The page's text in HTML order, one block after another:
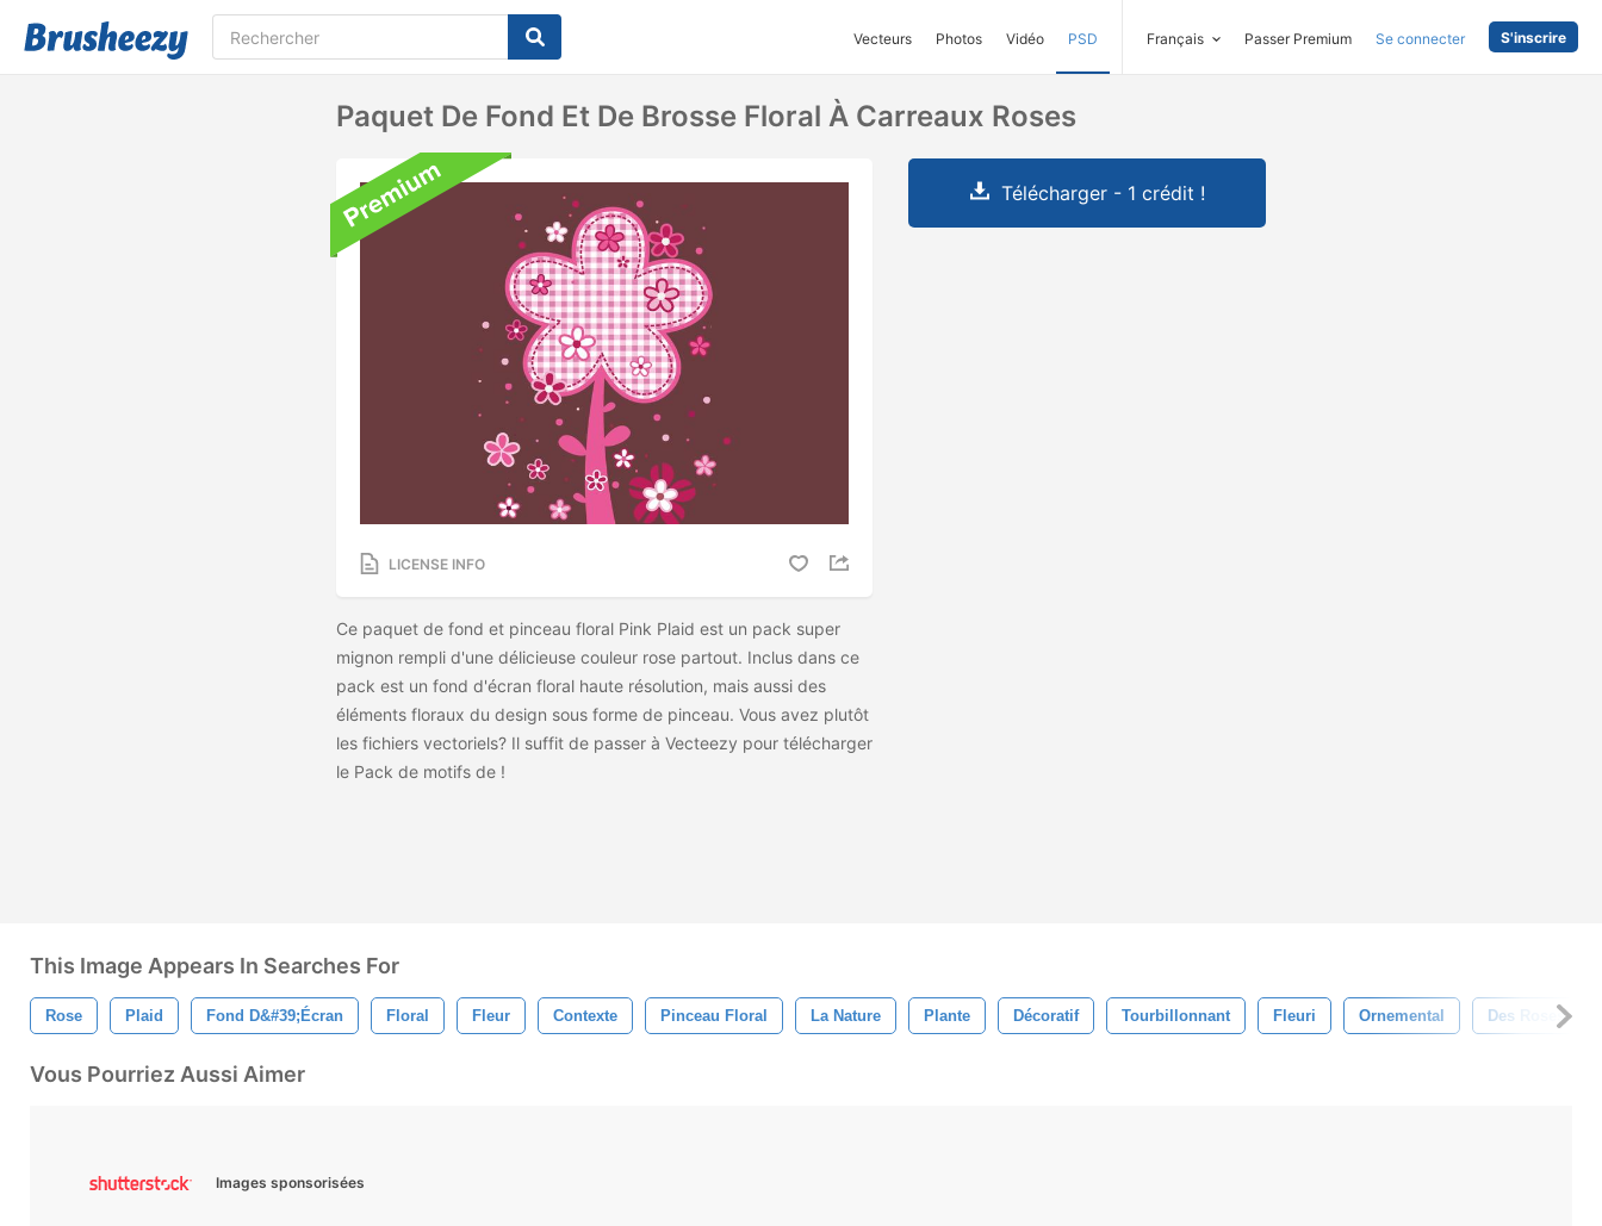
Vecteurs Photos Vidéo PSD Français Passer Premium Se connecter S'inscrire
Paquet De Fond Et De Brosse Floral À Carreaux Roses
LICENSE INFO
Ce paquet de fond et pinceau floral Pink Plaid est un pack super
mignon rempli d'une délicieuse couleur rose partout. Inclus dans ce
pack est un fond d'écran floral haute résolution, mais aussi des
éléments floraux du design sous forme de pinceau. Vous avez plutôt
les fichiers vectoriels? Il suffit de passer à Vecteezy pour télécharger
le Pack de motifs de !
Télécharger - 1 crédit !
This Image Appears In Searches For
Rose Plaid Fond D&#39;écran Floral Fleur Contexte Pinceau Floral La Nature Plante Décoratif Tourbillonnant Fleuri Ornemental Des Roses
Vous Pourriez Aussi Aimer
Images sponsorisées